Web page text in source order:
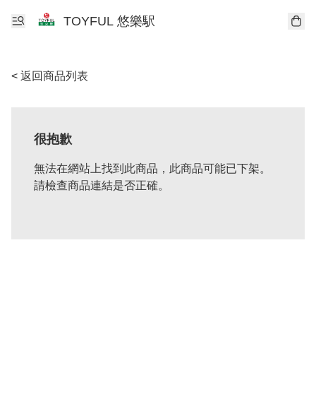
TOYFUL 悠樂駅
< 返回商品列表
很抱歉
無法在網站上找到此商品，此商品可能已下架。
請檢查商品連結是否正確。